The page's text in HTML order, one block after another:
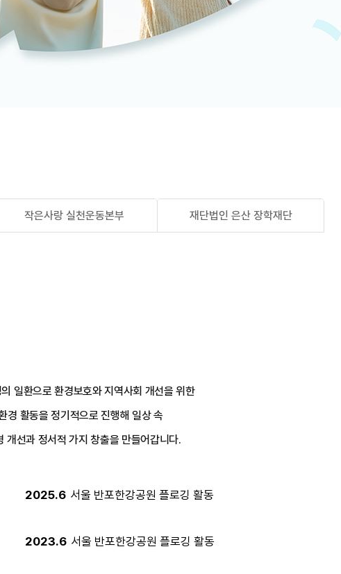
작은사랑 실천운동본부 재단법인 은산 장학재단
일환으로 환경보호와 지역사회 개선을 위한
경 활동을 정기적으로 진행해 일상 속
개선과 정서적 가지 창출을 만들어갑니다.
2025.6 서울 반포한강공원 플로깅 활동
2023.6 서울 반포한강공원 플로깅 활동